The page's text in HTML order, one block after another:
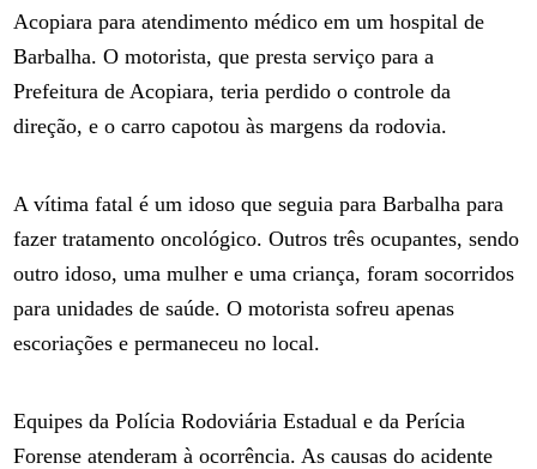
Acopiara para atendimento médico em um hospital de
Barbalha. O motorista, que presta serviço para a
Prefeitura de Acopiara, teria perdido o controle da
direção, e o carro capotou às margens da rodovia.
A vítima fatal é um idoso que seguia para Barbalha para
fazer tratamento oncológico. Outros três ocupantes, sendo
outro idoso, uma mulher e uma criança, foram socorridos
para unidades de saúde. O motorista sofreu apenas
escoriações e permaneceu no local.
Equipes da Polícia Rodoviária Estadual e da Perícia
Forense atenderam à ocorrência. As causas do acidente